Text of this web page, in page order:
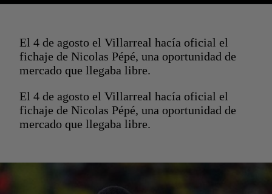
El 4 de agosto el Villarreal hacía oficial el
fichaje de Nicolas Pépé, una oportunidad de
mercado que llegaba libre.
El 4 de agosto el Villarreal hacía oficial el
fichaje de Nicolas Pépé, una oportunidad de
mercado que llegaba libre.